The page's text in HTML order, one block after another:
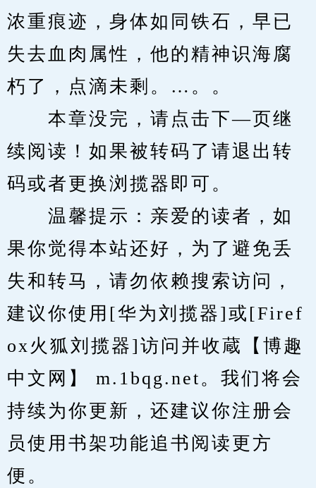
浓重痕迹，身体如同铁石，早已
失去血肉属性，他的精神识海腐
朽了，点滴未剩。…。。
本章没完，请点击下—页继
续阅读！如果被转码了请退出转
码或者更换浏揽器即可。
温馨提示：亲爱的读者，如
果你觉得本站还好，为了避免丢
失和转马，请勿依赖搜索访问，
建议你使用[华为刘揽器]或[Firef
ox火狐刘揽器]访问并收蔵【博趣
中文网】 m.1bqg.net。我们将会
持续为你更新，还建议你注册会
员使用书架功能追书阅读更方
便。